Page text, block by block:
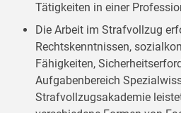
Tätigkeiten in einer
Die Arbeit im Strafvollzug
Rechtskenntnissen,
Fähigkeiten,
Aufgabenbereich
Strafvollzugsakademie